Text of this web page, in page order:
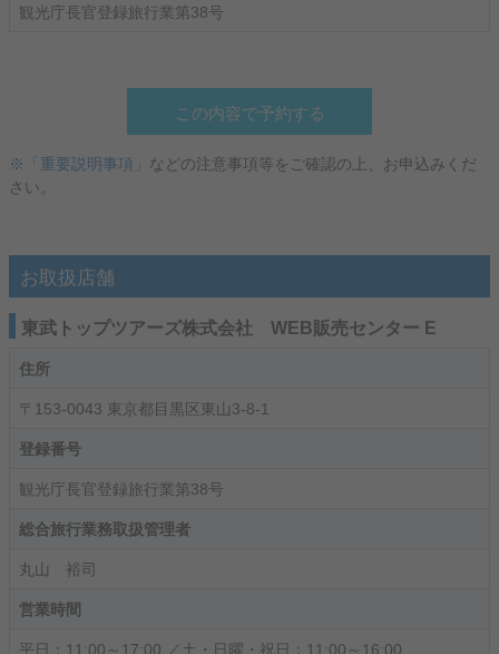
観光庁長官登録旅行業第38号
この内容で予約する
※「重要説明事項」 などの注意事項等をご確認の上、お申込みくだ
さい。
お取扱店舗
東武トップツアーズ株式会社 WEB販売センター E
住所
〒153-0043 東京都目黒区東山3-8-1
登録番号
観光庁長官登録旅行業第38号
総合旅行業務取扱管理者
丸山 裕司
営業時間
平日：11:00～17:00 ／土・日曜・祝日：11:00～16:00